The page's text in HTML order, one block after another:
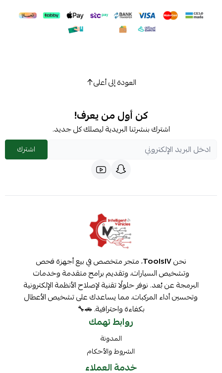
اسحب و افلت الملف هنا
استعراض
العودة إلى أعلى
كن أول من يعرف!
اشترك بنشرتنا البريدية ليصلك كل جديد.
اشترك
نحنToolsIV، متجر متخصص في بيع أجهزة فحص
وتشخيص السيارات، وتقديم برامج متقدمة وخدمات
البرمجة عن بُعد. نوفر حلولًا تقنية لإصلاح الأنظمة الإلكترونية
وتحسين أداء المركبات، مما يساعدك على تشخيص الأعطال
بكفاءة واحترافية. 🚗🔧
روابط تهمك
المدونة
الشروط والأحكام
خدمة العملاء